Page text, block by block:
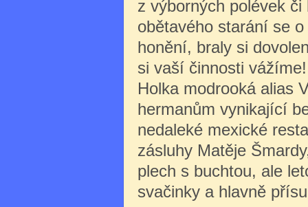
z výborných polévek
obětavého starání se
honění, braly si
si vaší činnosti
Holka modrooká alias
hermanům vynikající
nedaleké mexické
zásluhy Matěje
plech s buchtou, ale
svačinky a hlavně